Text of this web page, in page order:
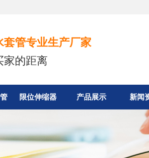
套管专业生产厂家
家的距离
限位伸缩器 产品展示 新闻